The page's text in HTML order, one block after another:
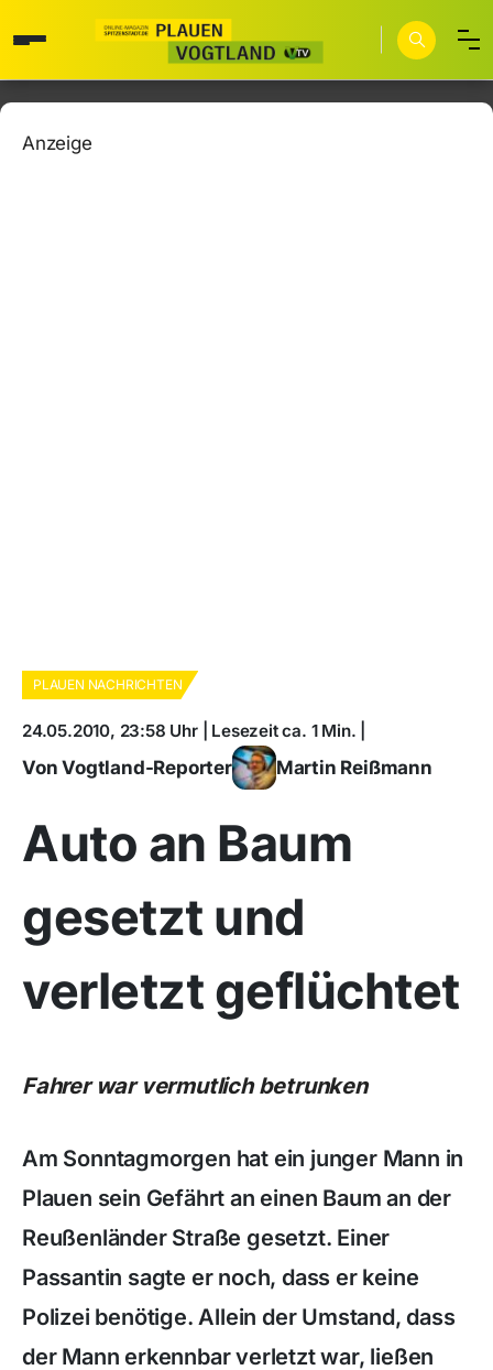
Anzeige
PLAUEN NACHRICHTEN
24.05.2010, 23:58 Uhr | Lesezeit ca. 1 Min. |
Von Vogtland-Reporter Martin Reißmann
Auto an Baum
gesetzt und
verletzt geflüchtet
Fahrer war vermutlich betrunken
Am Sonntagmorgen hat ein junger Mann in
Plauen sein Gefährt an einen Baum an der
Reußenländer Straße gesetzt. Einer
Passantin sagte er noch, dass er keine
Polizei benötige. Allein der Umstand, dass
der Mann erkennbar verletzt war, ließen